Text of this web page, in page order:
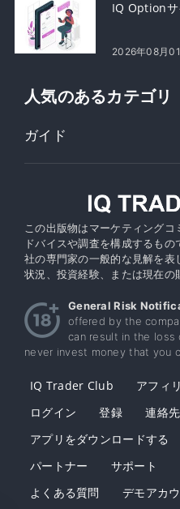
IQ Optionサ
2026年08月
人気のあるカテゴリ
ガイド
この出版物はマーケティング
ドバイスや調査を構成するも
社の専門家の一般的な見解を
状況、投資経験、または現在の
General Risk
offered by the
can result in the loss
never invest money that you
IQ Trader Club
アフィ
ログイン
登録 連絡先
アプリをダウンロードする
パートナー
サポート
よくある質問
デモアカ